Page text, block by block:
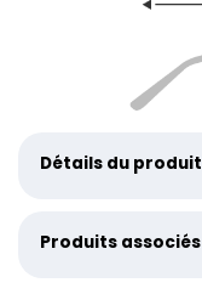
Détails du produit
Produits associés